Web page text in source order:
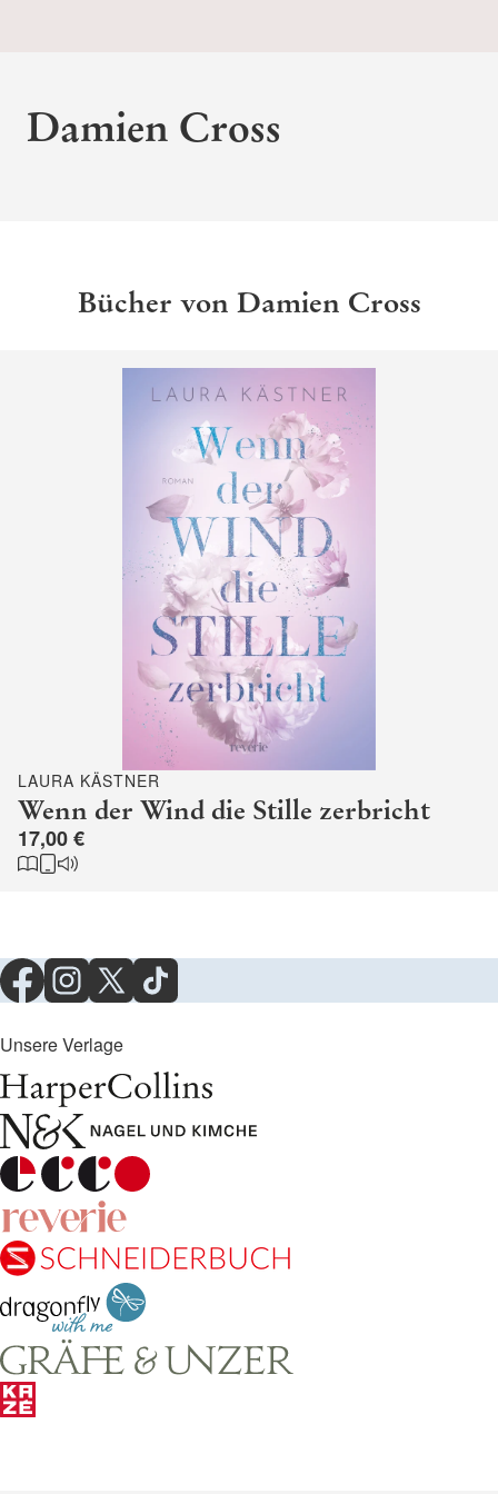
Damien Cross
Bücher von Damien Cross
LAURA KÄSTNER
Wenn der Wind die Stille zerbricht
17,00 €
Unsere Verlage